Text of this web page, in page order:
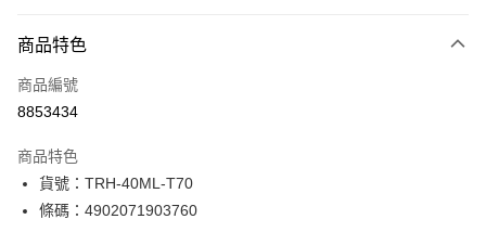
信用卡一次付款
Apple Pay
悠遊付
ATM付款
商品特色
商品編號
8853434
商品特色
貨號：TRH-40ML-T70
條碼：4902071903760